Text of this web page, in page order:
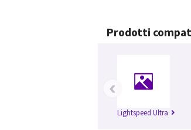
Prodotti
Lightspeed Ultra
‹